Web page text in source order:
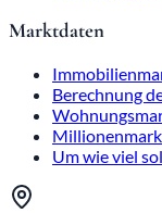
Marktdaten
Berechnung
Um wie viel